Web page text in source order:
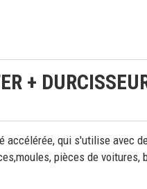
+
accélérée, qui s'utilise avec
pièces de voitures,